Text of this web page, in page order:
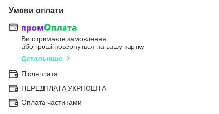
Умови оплати
Ви отримаєте замовлення
або гроші повернуться на вашу картку
Детальніше
Післяплата
ПЕРЕДПЛАТА УКРПОШТА
Оплата частинами